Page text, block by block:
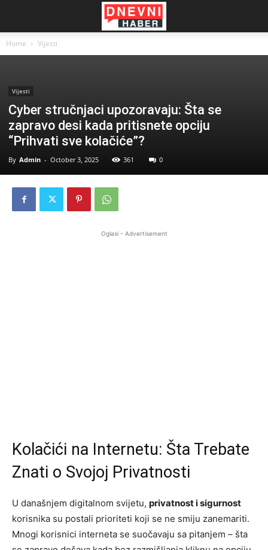
Home Vijesti
Vijesti
Cyber stručnjaci upozoravaju: Šta se
zapravo desi kada pritisnete opciju
“Prihvati sve kolačiće”?
By Admin - October 3, 2025 361 0
Oglasi - Advertisement
Kolačići na Internetu: Šta Trebate
Znati o Svojoj Privatnosti
U današnjem digitalnom svijetu, privatnost i sigurnost
korisnika su postali prioriteti koji se ne smiju zanemariti.
Mnogi korisnici interneta se suočavaju sa pitanjem – šta